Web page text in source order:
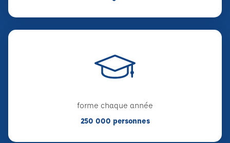
forme chaque année
250 000 personnes